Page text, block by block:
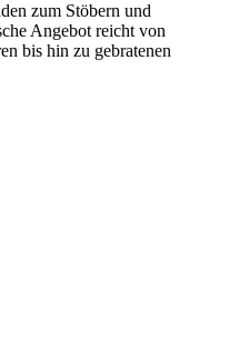
zum Stöbern und
Angebot reicht von
bis hin zu gebratenen